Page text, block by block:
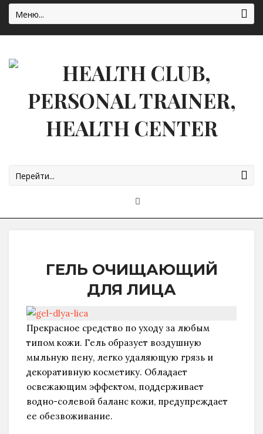
Меню...
Перейти...
ГЕЛЬ ОЧИЩАЮЩИЙ
ДЛЯ ЛИЦА
Прекрасное средство по уходу за любым
типом кожи. Гель образует воздушную
мыльную пену, легко удаляющую грязь и
декоративную косметику. Обладает
освежающим эффектом, поддерживает
водно-солевой баланс кожи, предупреждает
ее обезвоживание.